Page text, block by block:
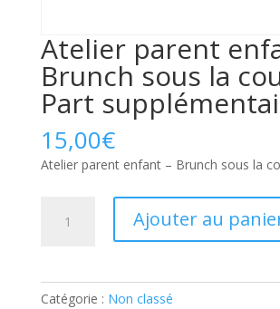
Atelier parent
Brunch sous la
Part
15,00€
Atelier parent enfant – Brunch sous la
enfant
Ajouter au
Catégorie : Non classé